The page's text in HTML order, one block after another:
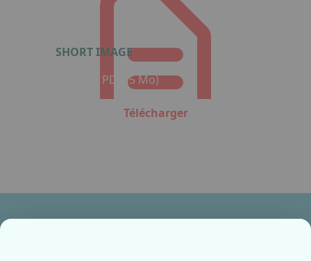
SHORT IMAGE
Format : PDF (5 Mo)
Télécharger